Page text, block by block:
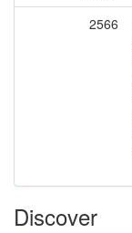
2566
Discover